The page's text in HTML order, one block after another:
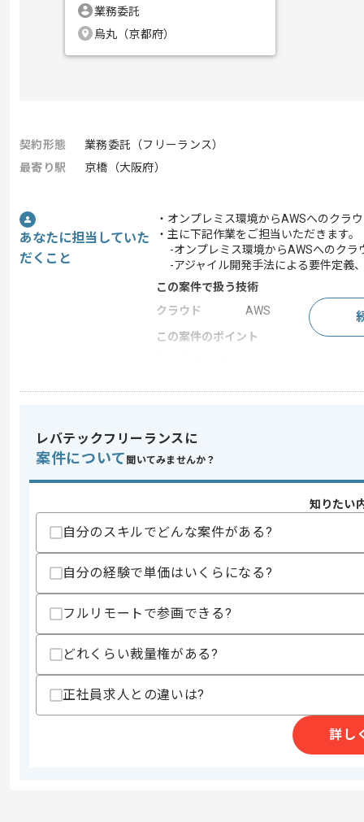
業務委託
烏丸（京都府）
契約形態
業務委託（フリーランス）
最寄り駅
京橋（大阪府）
あなたに担当していた
だくこと
・オンプレミス環境からAWSへのクラ
・主に下記作業をご担当いただきます。
-オンプレミス環境からAWSへのクラ
-アジャイル開発手法による要件定義
この案件で扱う技術
クラウド
AWS
この案件のポイント
特徴 20代活躍中 , 30代活躍
スキル
求めるスキル
・Javaを用いたシステム開発の実務経験
・AWSを用いたクラウド環境での開発
・アジャイル開発プロジェクトへの参画
・要件定義から作業終了までの一連の工
スキルに不安がある方へ
上記に似た経験やスキルをお持ちであれば申
精算・お支払い
精算条件
精算基準時間
支払いサイト
15日
レバテックフリーランスに
案件について 聞いてみませんか？
知りたい
自分のスキルでどんな案件がある?
自分の経験で単価はいくらになる?
フルリモートで参画できる?
どれくらい裁量権がある?
正社員求人との違いは?
詳し